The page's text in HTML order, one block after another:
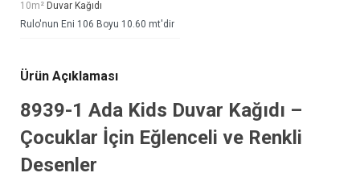
10m² Duvar Kağıdı
Rulo'nun Eni 106 Boyu 10.60 mt'dir
Ürün Açıklaması
8939-1 Ada Kids Duvar Kağıdı –
Çocuklar İçin Eğlenceli ve Renkli
Desenler